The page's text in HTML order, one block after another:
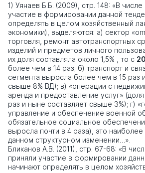
1) Уянаев Б.Б. (2009), стр. 148: «В
участие в формировании данной
определять в целом хозяйственный
экономики), выделяются: а) сектор
торговля, ремонт автотранспортных
изделий и предметов личного
их доля составляла около 1,5% , то с
более чем в 14 раз; б) транспорт и
сегмента выросла более чем в 15 раз
свыше 8% ВД); в) «операции с
аренда и предоставление услуг»
раз и ныне составляет свыше 3%); г)
управление и обеспечение военной
обязательное социальное
выросла почти в 4 раза), это
данном структурном изменении…».
Бликанов А.В. (2011), стр. 67-68: «В
приняли участие в формировании
начинают определять в целом